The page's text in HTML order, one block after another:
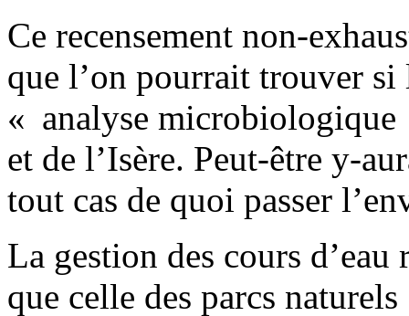
Ce recensement non-
que l’on pourrait trouver si
« analyse microbiologique
et de l’Isère. Peut-être y-
tout cas de quoi passer
La gestion des cours
que celle des parcs